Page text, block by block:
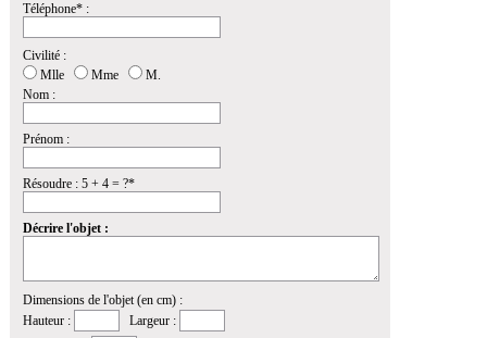
Téléphone* :
Civilité :
Mlle
Mme
M.
Nom :
Prénom :
Résoudre : 5 + 4 = ?*
Décrire l'objet :
Dimensions de l'objet (en cm) :
Hauteur :
Largeur :